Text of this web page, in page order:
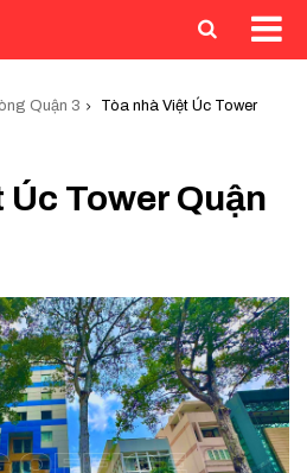
Quận 3
Tòa nhà Việt Úc Tower
Tower Quận